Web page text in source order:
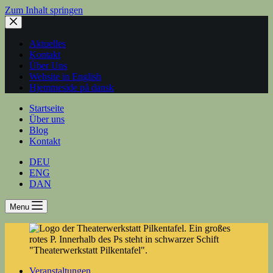
Zum Inhalt springen
Aktuelles
Kontakt
Über Uns
Website in English
Hjemmeside på dansk
Startseite
Über uns
Blog
Kontakt
DEU
ENG
DAN
Menu
Veranstaltungen